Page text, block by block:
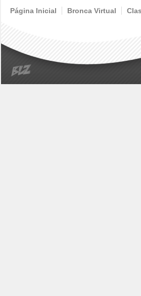
Página Inicial Bronca Virtual